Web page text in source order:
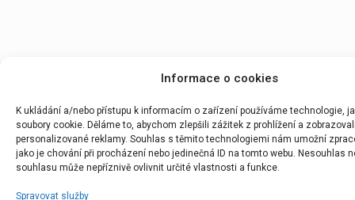
Informace o cookies
K ukládání a/nebo přístupu k informacím o zařízení používáme technologie,
soubory cookie. Děláme to, abychom zlepšili zážitek z prohlížení a
personalizované reklamy. Souhlas s těmito technologiemi nám umožní
jako je chování při procházení nebo jedinečná ID na tomto webu. Nesouhlas
souhlasu může nepříznivě ovlivnit určité vlastnosti a funkce.
Spravovat služby